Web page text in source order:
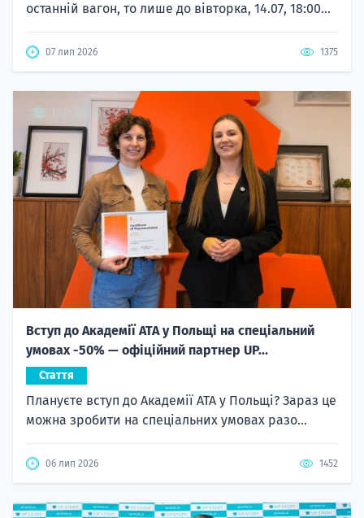
останній вагон, то лише до вівторка, 14.07, 18:00...
07 лип 2026 1375
Вступ до Академії ATA у Польщі на спеціальний
умовах -50% — офіційний партнер UP...
Стаття
Плануєте вступ до Академії ATA у Польщі? Зараз це
можна зробити на спеціальних умовах разо...
06 лип 2026 1452